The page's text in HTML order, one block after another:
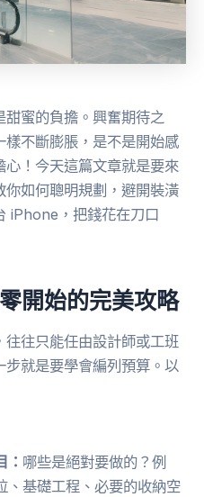
蜜的負擔。興奮期待之
不斷膨脹，是不是開始感
！今天這篇文章就是要來
如何聰明規劃，避開裝潢
iPhone，把錢花在刀口
開始的完美攻略
往只能任由設計師或工班
就是要學會編列預算。以
： 哪些是絕對要做的？例
、基礎工程、必要的收納空